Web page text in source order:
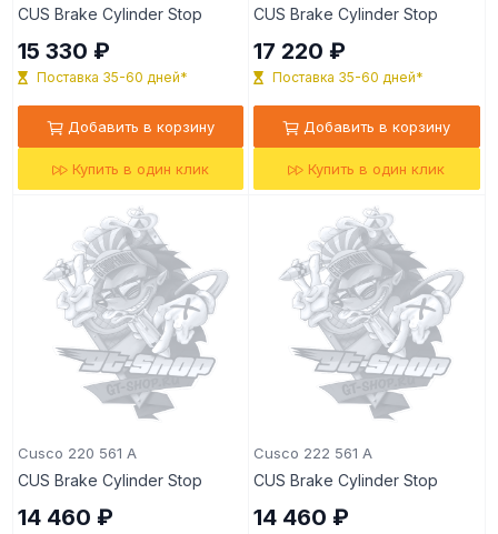
CUS Brake Cylinder Stop
15 330 ₽
Поставка 35-60 дней*
Добавить в корзину
Купить в один клик
CUS Brake Cylinder Stop
17 220 ₽
Поставка 35-60 дней*
Добавить в корзину
Купить в один клик
Cusco 220 561 A
CUS Brake Cylinder Stop
14 460 ₽
Cusco 222 561 A
CUS Brake Cylinder Stop
14 460 ₽